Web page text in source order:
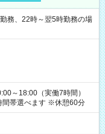
務、22時～翌5時勤務の場
～18:00（実働7時間）
帯選べます ※休憩60分